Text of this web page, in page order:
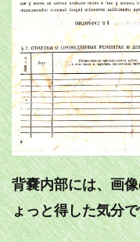
背嚢内部には、画
ょっと得した気分